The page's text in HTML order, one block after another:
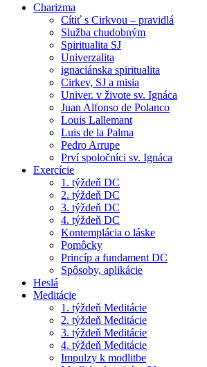
Charizma
Cítiť s Cirkvou – pravidlá
Služba chudobným
Spiritualita SJ
Univerzalita
ignaciánska spiritualita
Cirkev, SJ a misia
Univer. v živote sv. Ignáca
Juan Alfonso de Polanco
Louis Lallemant
Luis de la Palma
Pedro Arrupe
Prví spoločníci sv. Ignáca
Exercície
1. týždeň DC
2. týždeň DC
3. týždeň DC
4. týždeň DC
Kontemplácia o láske
Pomôcky
Princíp a fundament DC
Spôsoby, aplikácie
Heslá
Meditácie
1. týždeň Meditácie
2. týždeň Meditácie
3. týždeň Meditácie
4. týždeň Meditácie
Impulzy k modlitbe